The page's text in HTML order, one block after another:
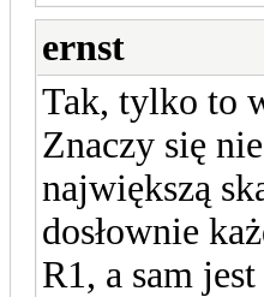
ernst
Tak, tylko to
Znaczy się
największą
dosłownie
R1, a sam